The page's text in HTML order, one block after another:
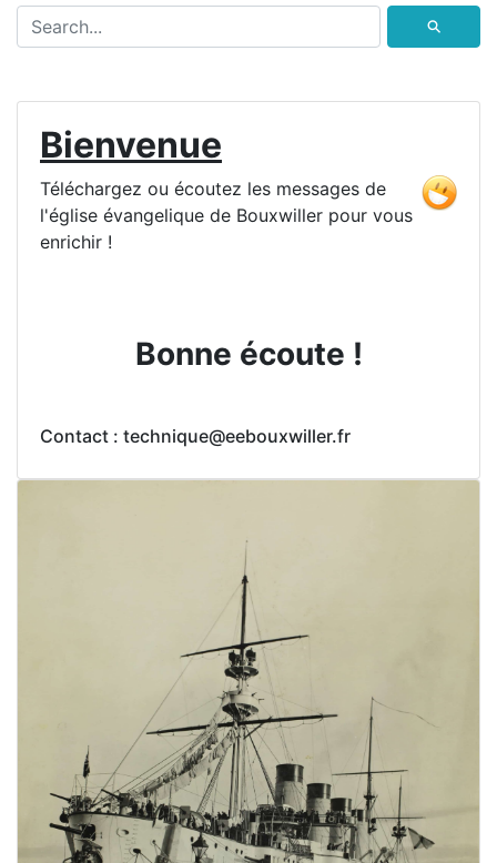
⚲
Bienvenue
Téléchargez ou écoutez les messages de
l'église évangelique de Bouxwiller pour vous
enrichir !
Bonne écoute !
Contact : technique@eebouxwiller.fr